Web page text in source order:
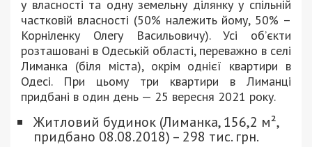
у власності та одну земельну ділянку у спільній
частковій власності (50% належить йому, 50% –
Корніленку Олегу Васильовичу). Усі об’єкти
розташовані в Одеській області, переважно в селі
Лиманка (біля міста), окрім однієї квартири в
Одесі. При цьому три квартири в Лиманці
придбані в один день — 25 вересня 2021 року.
Житловий будинок (Лиманка, 156,2 м²,
придбано 08.08.2018) – 298 тис. грн.